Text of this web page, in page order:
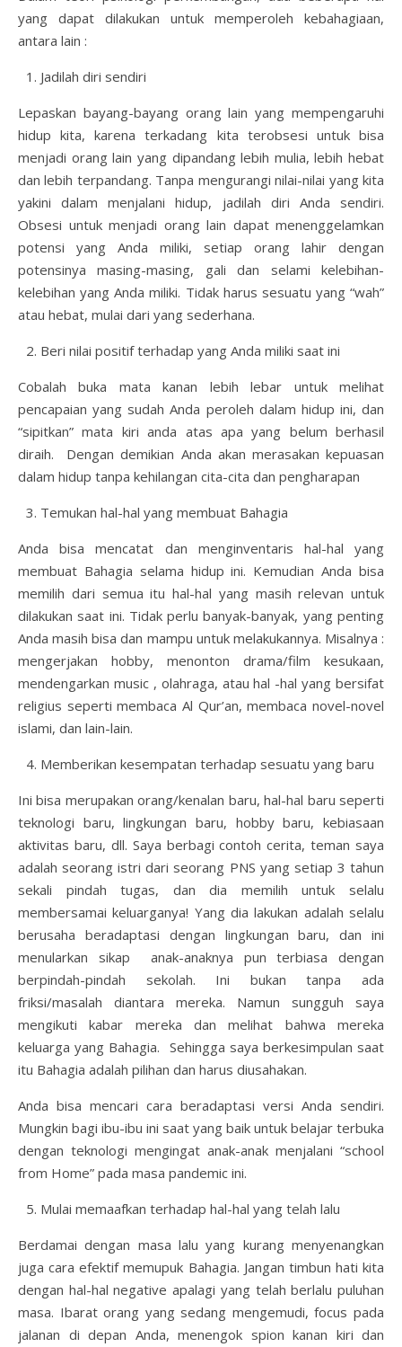
yang dapat dilakukan untuk memperoleh kebahagiaan,
antara lain :
Jadilah diri sendiri
Lepaskan bayang-bayang orang lain yang mempengaruhi
hidup kita, karena terkadang kita terobsesi untuk bisa
menjadi orang lain yang dipandang lebih mulia, lebih hebat
dan lebih terpandang. Tanpa mengurangi nilai-nilai yang kita
yakini dalam menjalani hidup, jadilah diri Anda sendiri.
Obsesi untuk menjadi orang lain dapat menenggelamkan
potensi yang Anda miliki, setiap orang lahir dengan
potensinya masing-masing, gali dan selami kelebihan-
kelebihan yang Anda miliki. Tidak harus sesuatu yang “wah”
atau hebat, mulai dari yang sederhana.
Beri nilai positif terhadap yang Anda miliki saat ini
Cobalah buka mata kanan lebih lebar untuk melihat
pencapaian yang sudah Anda peroleh dalam hidup ini, dan
“sipitkan” mata kiri anda atas apa yang belum berhasil
diraih. Dengan demikian Anda akan merasakan kepuasan
dalam hidup tanpa kehilangan cita-cita dan pengharapan
Temukan hal-hal yang membuat Bahagia
Anda bisa mencatat dan menginventaris hal-hal yang
membuat Bahagia selama hidup ini. Kemudian Anda bisa
memilih dari semua itu hal-hal yang masih relevan untuk
dilakukan saat ini. Tidak perlu banyak-banyak, yang penting
Anda masih bisa dan mampu untuk melakukannya. Misalnya :
mengerjakan hobby, menonton drama/film kesukaan,
mendengarkan music , olahraga, atau hal -hal yang bersifat
religius seperti membaca Al Qur’an, membaca novel-novel
islami, dan lain-lain.
Memberikan kesempatan terhadap sesuatu yang baru
Ini bisa merupakan orang/kenalan baru, hal-hal baru seperti
teknologi baru, lingkungan baru, hobby baru, kebiasaan
aktivitas baru, dll. Saya berbagi contoh cerita, teman saya
adalah seorang istri dari seorang PNS yang setiap 3 tahun
sekali pindah tugas, dan dia memilih untuk selalu
membersamai keluarganya! Yang dia lakukan adalah selalu
berusaha beradaptasi dengan lingkungan baru, dan ini
menularkan sikap anak-anaknya pun terbiasa dengan
berpindah-pindah sekolah. Ini bukan tanpa ada
friksi/masalah diantara mereka. Namun sungguh saya
mengikuti kabar mereka dan melihat bahwa mereka
keluarga yang Bahagia. Sehingga saya berkesimpulan saat
itu Bahagia adalah pilihan dan harus diusahakan.
Anda bisa mencari cara beradaptasi versi Anda sendiri.
Mungkin bagi ibu-ibu ini saat yang baik untuk belajar terbuka
dengan teknologi mengingat anak-anak menjalani “school
from Home” pada masa pandemic ini.
Mulai memaafkan terhadap hal-hal yang telah lalu
Berdamai dengan masa lalu yang kurang menyenangkan
juga cara efektif memupuk Bahagia. Jangan timbun hati kita
dengan hal-hal negative apalagi yang telah berlalu puluhan
masa. Ibarat orang yang sedang mengemudi, focus pada
jalanan di depan Anda, menengok spion kanan kiri dan